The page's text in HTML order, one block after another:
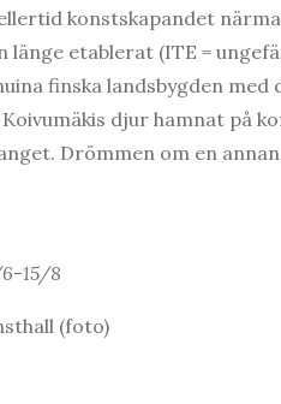
konstskapandet
etablerat (ITE =
finska landsbygden med
djur hamnat på
Drömmen om en
15/8
(foto)